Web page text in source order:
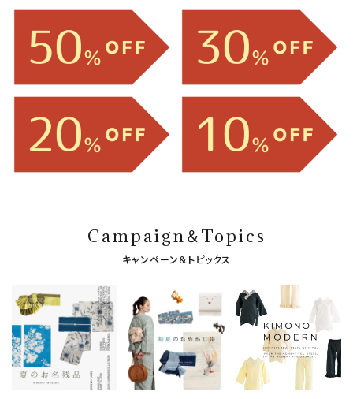
Campaign＆Topics
キャンペーン＆トピックス